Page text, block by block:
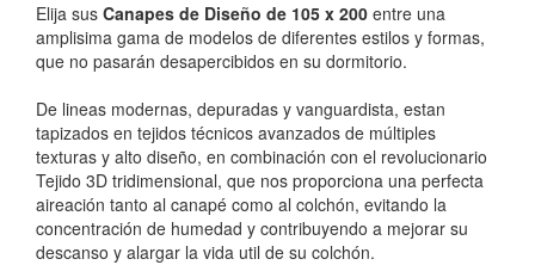
Elija sus Canapes de Diseño de 105 x 200 entre una
amplisima gama de modelos de diferentes estilos y formas,
que no pasarán desapercibidos en su dormitorio.
De lineas modernas, depuradas y vanguardista, estan
tapizados en tejidos técnicos avanzados de múltiples
texturas y alto diseño, en combinación con el revolucionario
Tejido 3D tridimensional, que nos proporciona una perfecta
aireación tanto al canapé como al colchón, evitando la
concentración de humedad y contribuyendo a mejorar su
descanso y alargar la vida util de su colchón.